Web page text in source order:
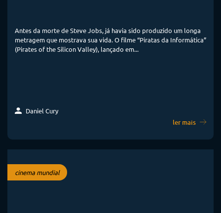
Antes da morte de Steve Jobs, já havia sido produzido um longa
metragem que mostrava sua vida. O filme “Piratas da Informática”
(Pirates of the Silicon Valley), lançado em...
Daniel Cury
ler mais
cinema mundial